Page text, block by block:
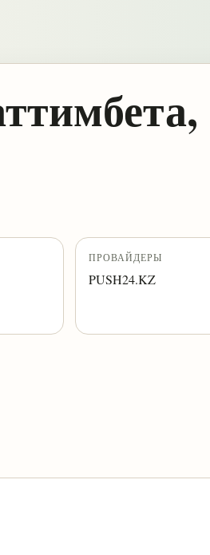
ПРОВАЙДЕРЫ
PUSH24.KZ